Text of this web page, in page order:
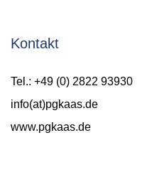
Kontakt
Tel.: +49 (0) 2822 93930
info(at)pgkaas.de
www.pgkaas.de